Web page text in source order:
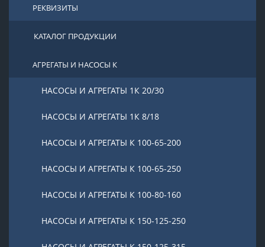
РЕКВИЗИТЫ
КАТАЛОГ ПРОДУКЦИИ
АГРЕГАТЫ И НАСОСЫ К
НАСОСЫ И АГРЕГАТЫ 1К 20/30
НАСОСЫ И АГРЕГАТЫ 1К 8/18
НАСОСЫ И АГРЕГАТЫ К 100-65-200
НАСОСЫ И АГРЕГАТЫ К 100-65-250
НАСОСЫ И АГРЕГАТЫ К 100-80-160
НАСОСЫ И АГРЕГАТЫ К 150-125-250